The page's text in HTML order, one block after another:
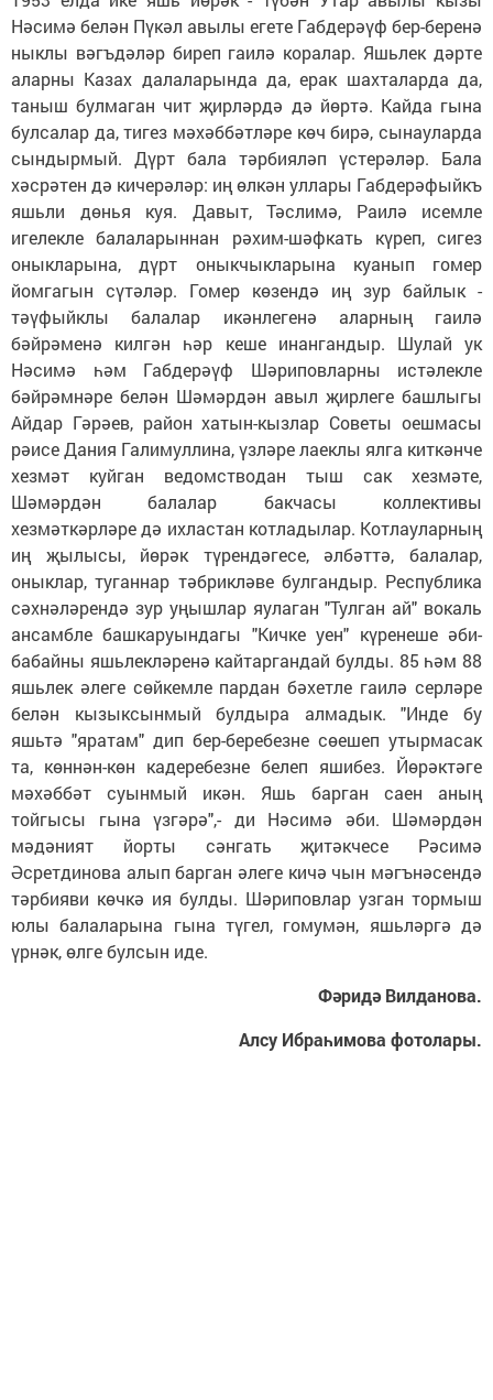
Нәсимә белән Пүкәл авылы егете Габдерәүф бер-беренә
ныклы вәгъдәләр биреп гаилә коралар. Яшьлек дәрте
аларны Казах далаларында да, ерак шахталарда да,
таныш булмаган чит җирләрдә дә йөртә. Кайда гына
булсалар да, тигез мәхәббәтләре көч бирә, сынауларда
сындырмый. Дүрт бала тәрбияләп үстерәләр. Бала
хәсрәтен дә кичерәләр: иң өлкән уллары Габдерәфыйкъ
яшьли дөнья куя. Давыт, Тәслимә, Раилә исемле
игелекле балаларыннан рәхим-шәфкать күреп, сигез
оныкларына, дүрт оныкчыкларына куанып гомер
йомгагын сүтәләр. Гомер көзендә иң зур байлык -
тәүфыйклы балалар икәнлегенә аларның гаилә
бәйрәменә килгән һәр кеше инангандыр. Шулай ук
Нәсимә һәм Габдерәүф Шәриповларны истәлекле
бәйрәмнәре белән Шәмәрдән авыл җирлеге башлыгы
Айдар Гәрәев, район хатын-кызлар Советы оешмасы
рәисе Да­ния Галимуллина, үзләре лаеклы ялга киткәнче
хезмәт куйган ведомстводан тыш сак хезмәте,
Шәмәрдән балалар бакчасы коллективы
хезмәткәрләре дә ихластан котладылар. Котлауларның
иң җылысы, йөрәк түрендәгесе, әлбәттә, балалар,
оныклар, туганнар тәбрикләве булгандыр. Республика
сәхнәләрендә зур уңышлар яулаган "Тулган ай" вокаль
ансамбле башкаруындагы "Кичке уен" күренеше әби-
бабайны яшьлекләренә кайтаргандай булды. 85 һәм 88
яшьлек әлеге сөйкемле пардан бәхетле гаилә серләре
белән кызыксынмый булдыра алмадык. "Инде бу
яшьтә "яратам" дип бер-беребезне сөешеп утырмасак
та, көннән-көн кадеребезне белеп яшибез. Йөрәктәге
мәхәббәт суынмый икән. Яшь барган саен аның
тойгысы гына үзгәрә",- ди Нәсимә әби. Шәмәрдән
мәдәният йорты сәнгать җитәкчесе Рәсимә
Әсретдинова алып барган әлеге кичә чын мәгънәсендә
тәрбияви көчкә ия булды. Шәриповлар узган тормыш
юлы балаларына гына түгел, гомумән, яшьләргә дә
үрнәк, өлге булсын иде.
Фәридә Вилданова.
Алсу Ибраһимова фотолары.